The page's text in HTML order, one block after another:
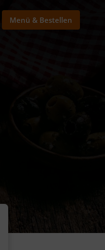
Menü & Bestellen